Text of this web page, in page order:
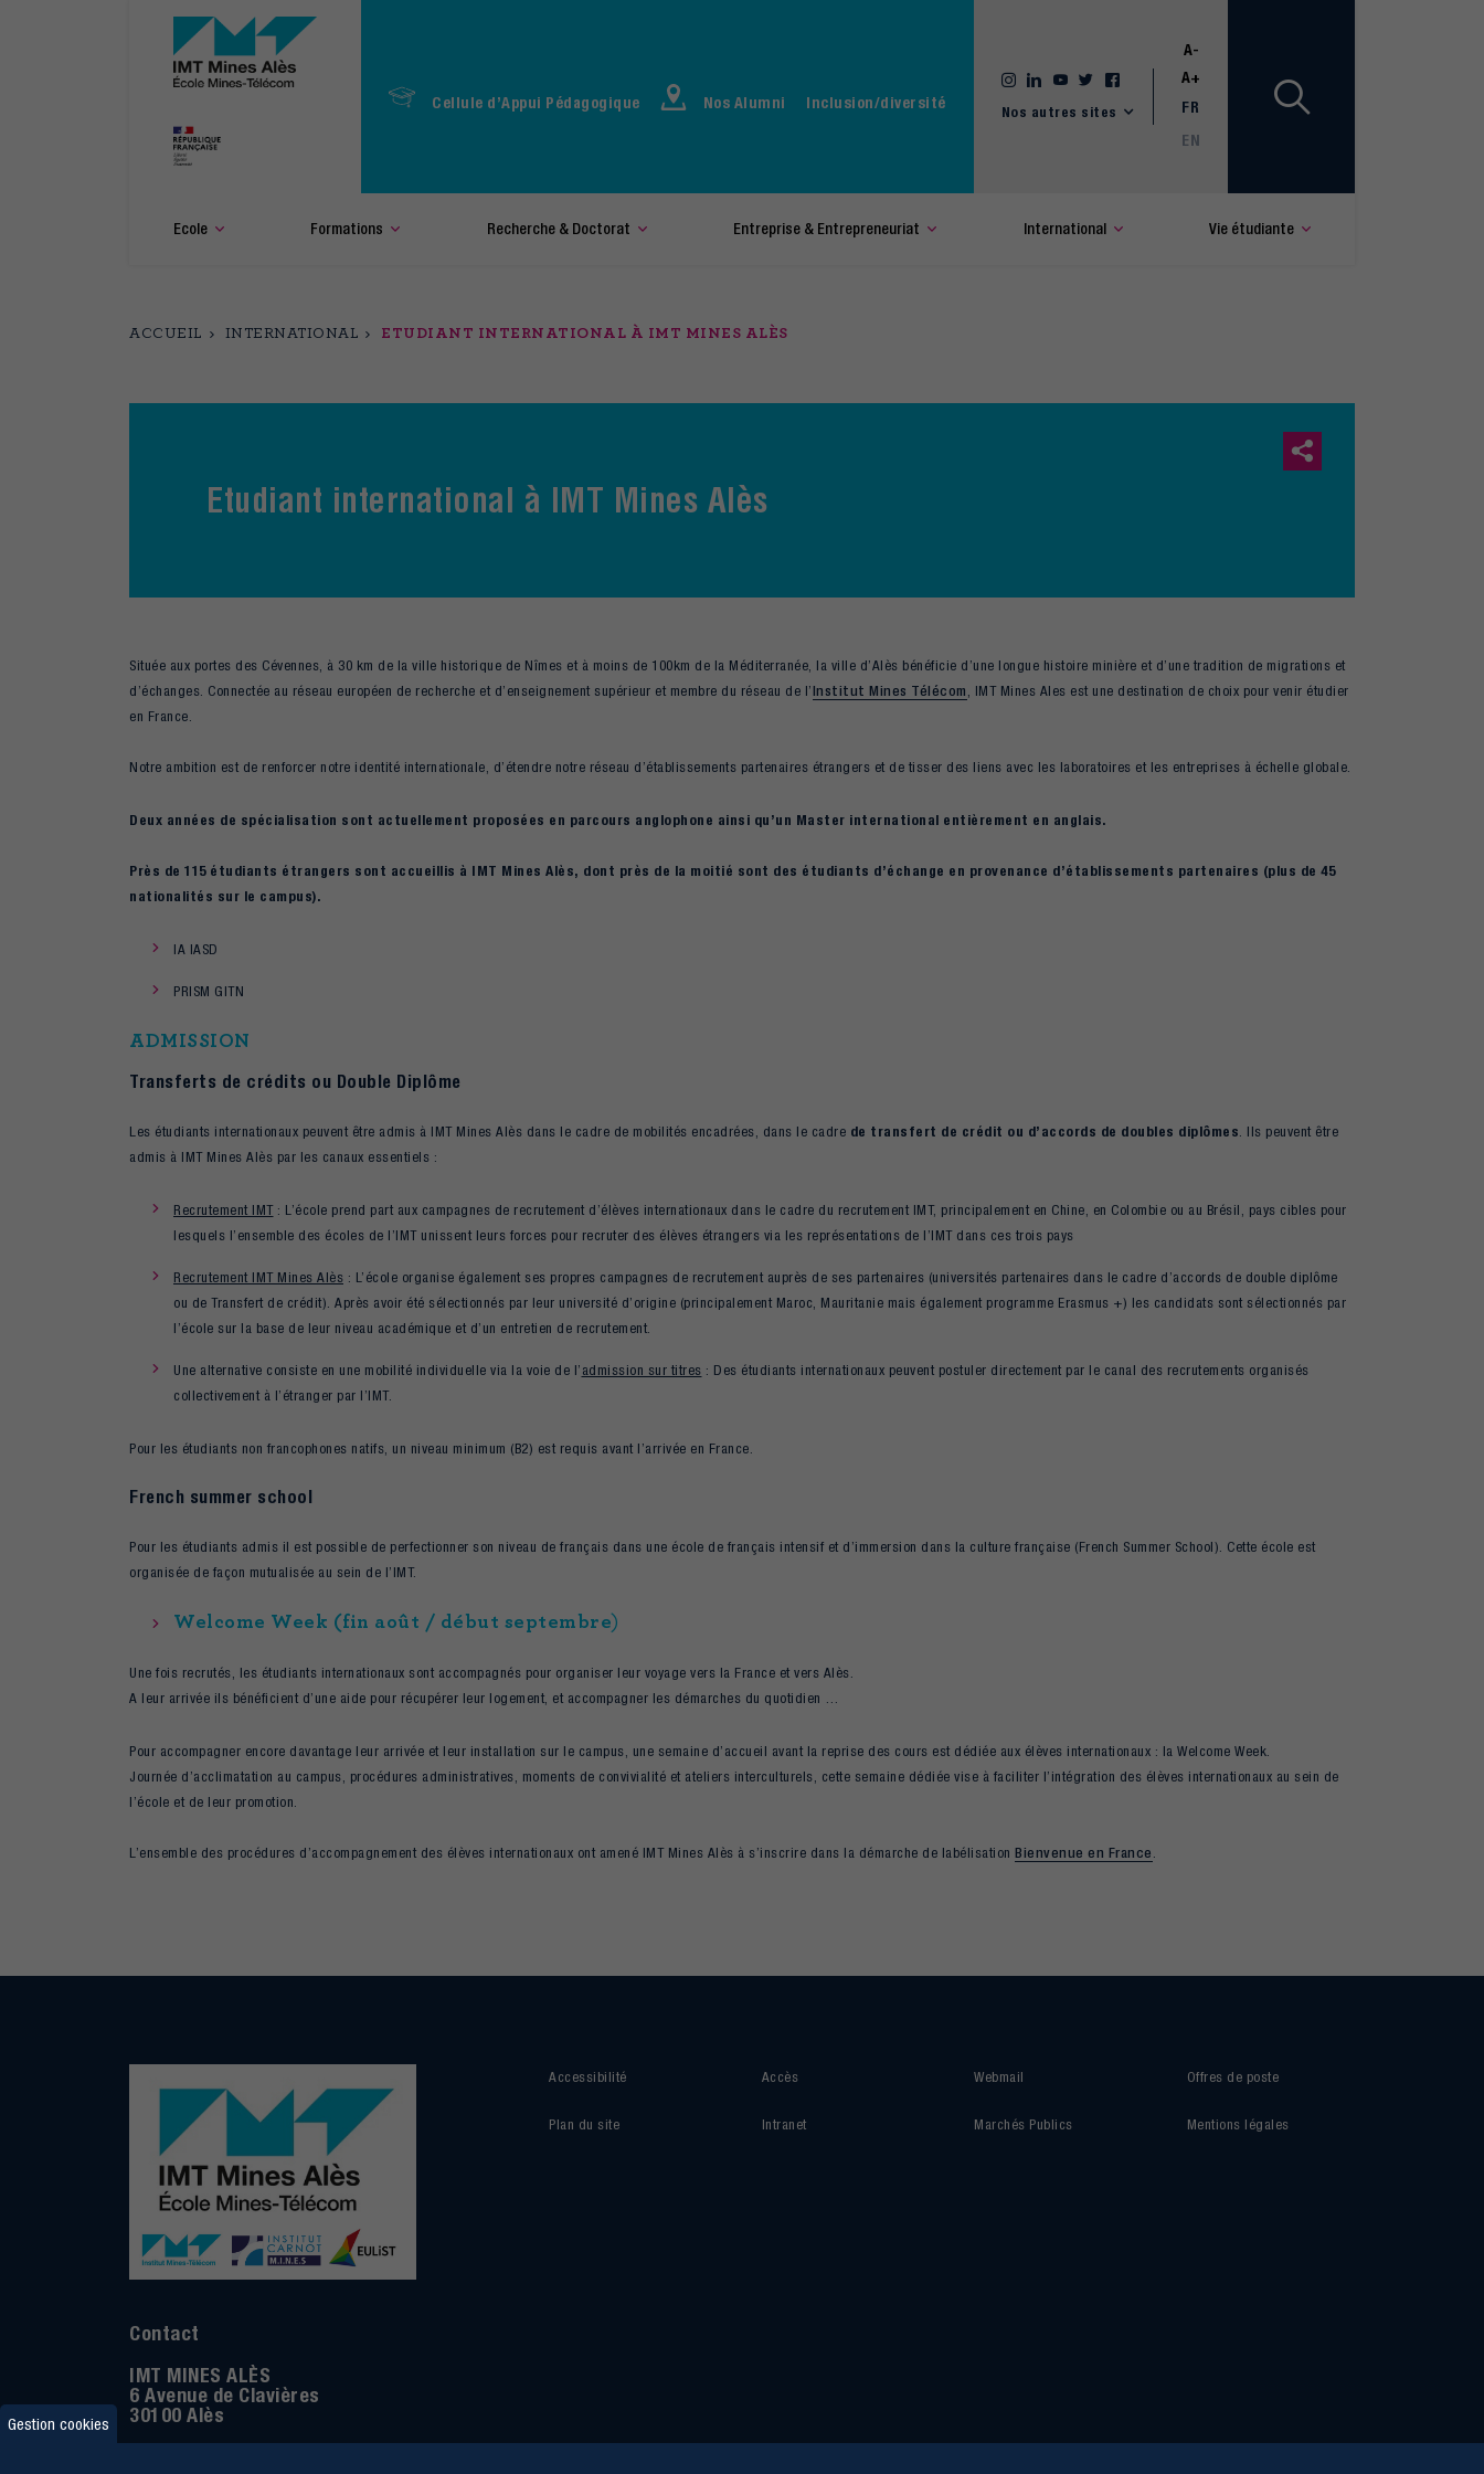
Cellule d’Appui Pédagogique Nos Alumni Inclusion/diversité
Nos autres sites
A-
A+
FR
EN
Ecole Formations Recherche & Doctorat Entreprise & Entrepreneuriat International Vie étudiante
ACCUEIL INTERNATIONAL ETUDIANT INTERNATIONAL À IMT MINES ALÈS
Etudiant international à IMT Mines Alès
Située aux portes des Cévennes, à 30 km de la ville historique de Nîmes et à moins de 100km de la Méditerranée, la ville d’Alès bénéficie d’une longue histoire minière et d’une tradition de migrations et
d’échanges. Connectée au réseau européen de recherche et d’enseignement supérieur et membre du réseau de l’Institut Mines Télécom , IMT Mines Ales est une destination de choix pour venir étudier
en France.
Notre ambition est de renforcer notre identité internationale, d’étendre notre réseau d’établissements partenaires étrangers et de tisser des liens avec les laboratoires et les entreprises à échelle globale.
Deux années de spécialisation sont actuellement proposées en parcours anglophone ainsi qu’un Master international entièrement en anglais.
Près de 115 étudiants étrangers sont accueillis à IMT Mines Alès, dont près de la moitié sont des étudiants d’échange en provenance d’établissements partenaires (plus de 45
nationalités sur le campus).
IA IASD
PRISM GITN
ADMISSION
Transferts de crédits ou Double Diplôme
Les étudiants internationaux peuvent être admis à IMT Mines Alès dans le cadre de mobilités encadrées, dans le cadre de transfert de crédit ou d’accords de doubles diplômes. Ils peuvent être
admis à IMT Mines Alès par les canaux essentiels :
Recrutement IMT: L’école prend part aux campagnes de recrutement d’élèves internationaux dans le cadre du recrutement IMT, principalement en Chine, en Colombie ou au Brésil, pays cibles pour
lesquels l’ensemble des écoles de l’IMT unissent leurs forces pour recruter des élèves étrangers via les représentations de l’IMT dans ces trois pays
Recrutement IMT Mines Alès : L’école organise également ses propres campagnes de recrutement auprès de ses partenaires (universités partenaires dans le cadre d’accords de double diplôme
ou de Transfert de crédit). Après avoir été sélectionnés par leur université d’origine (principalement Maroc, Mauritanie mais également programme Erasmus +) les candidats sont sélectionnés par
l’école sur la base de leur niveau académique et d’un entretien de recrutement.
Une alternative consiste en une mobilité individuelle via la voie de l’ admission sur titres : Des étudiants internationaux peuvent postuler directement par le canal des recrutements organisés
collectivement à l’étranger par l’IMT.
Pour les étudiants non francophones natifs, un niveau minimum (B2) est requis avant l’arrivée en France.
French summer school
Pour les étudiants admis il est possible de perfectionner son niveau de français dans une école de français intensif et d’immersion dans la culture française (French Summer School). Cette école est
organisée de façon mutualisée au sein de l’IMT.
Welcome Week (fin août / début septembre)
Une fois recrutés, les étudiants internationaux sont accompagnés pour organiser leur voyage vers la France et vers Alès.
A leur arrivée ils bénéficient d’une aide pour récupérer leur logement, et accompagner les démarches du quotidien …
Pour accompagner encore davantage leur arrivée et leur installation sur le campus, une semaine d’accueil avant la reprise des cours est dédiée aux élèves internationaux : la Welcome Week.
Journée d’acclimatation au campus, procédures administratives, moments de convivialité et ateliers interculturels, cette semaine dédiée vise à faciliter l’intégration des élèves internationaux au sein de
l’école et de leur promotion.
L’ensemble des procédures d’accompagnement des élèves internationaux ont amené IMT Mines Alès à s’inscrire dans la démarche de labélisation Bienvenue en France .
Contact
IMT MINES ALÈS
6 Avenue de Clavières
30100 Alès
Accessibilité
Plan du site
Accès
Intranet
Webmail
Marchés Publics
Offres de poste
Mentions légales
Gestion cookies